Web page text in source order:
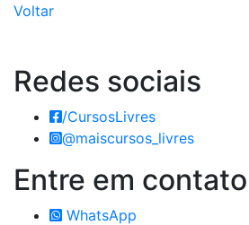
Voltar
Redes sociais
/CursosLivres
@maiscursos_livres
Entre em contato
WhatsApp